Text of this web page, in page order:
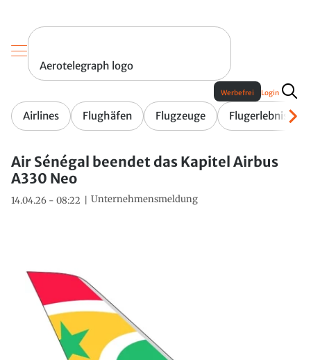
Aerotelegraph logo
Airlines Flughäfen Flugzeuge Flugerlebnis
Werbefrei Login
Air Sénégal beendet das Kapitel Airbus
A330 Neo
14.04.26 - 08:22 Unternehmensmeldung